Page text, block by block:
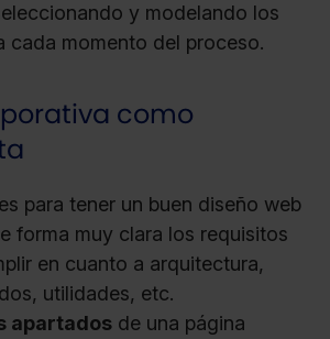
y modelando los
cada momento del proceso.
como
para tener un buen diseño web
forma muy clara los requisitos
en cuanto a arquitectura,
utilidades, etc.
apartados de una página